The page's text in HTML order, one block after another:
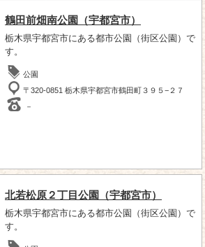
鶴田前畑南公園（宇都宮市）
栃木県宇都宮市にある都市公園（街区公園）で
す。
公園
〒320-0851 栃木県宇都宮市鶴田町３９５−２７
－
北若松原２丁目公園（宇都宮市）
栃木県宇都宮市にある都市公園（街区公園）で
す。